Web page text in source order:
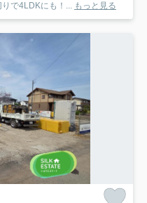
で4LDKにも！... もっと見る